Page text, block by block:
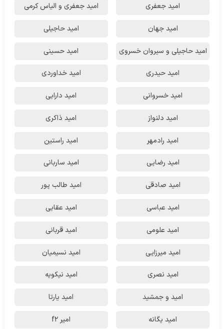
امید جعفری امید جعفری و الیاس کرمی
امید جهان امید حاجیلی
امید حاجیلی و سیروان خسروی امید حسینی
امید حیدری امید خداوردی
امید خسروانی امید دارابی
امید دلنواز امید ذاکری
امید رادمهر امید راستین
امید رضایی امید ساربانی
امید صادقی امید طالب پور
امید عباسی امید عقابی
امید علومی امید قربانی
امید میرزایی امید نسیمیان
امید نصری امید نیکویه
امید و جمشید امید یارتا
امید یگانه امیر f2